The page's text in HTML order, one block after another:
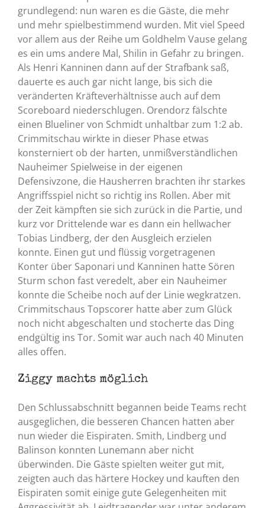
grundlegend: nun waren es die Gäste, die mehr
und mehr spielbestimmend wurden. Mit viel Speed
vor allem aus der Reihe um Goldhelm Vause gelang
es ein ums andere Mal, Shilin in Gefahr zu bringen.
Als Henri Kanninen dann auf der Strafbank saß,
dauerte es auch gar nicht lange, bis sich die
veränderten Kräfteverhältnisse auch auf dem
Scoreboard niederschlugen. Orendorz fälschte
einen Blueliner von Schmidt unhaltbar zum 1:2 ab.
Crimmitschau wirkte in dieser Phase etwas
konsterniert ob der harten, unmißverständlichen
Nauheimer Spielweise in der eigenen
Defensivzone, die Hausherren brachten ihr starkes
Angriffsspiel nicht so richtig ins Rollen. Aber mit
der Zeit kämpften sie sich zurück in die Partie, und
kurz vor Drittelende war es dann ein hellwacher
Tobias Lindberg, der den Ausgleich erzielen
konnte. Einen gut und flüssig vorgetragenen
Konter über Saponari und Kanninen hatte Sören
Sturm schon fast veredelt, aber ein Nauheimer
konnte die Scheibe noch auf der Linie wegkratzen.
Crimmitschaus Topscorer hatte aber zum Glück
noch nicht abgeschalten und stocherte das Ding
endgültig ins Tor. Somit war auch nach 40 Minuten
alles offen.
Ziggy machts möglich
Den Schlussabschnitt begannen beide Teams recht
ausgeglichen, die besseren Chancen hatten aber
nun wieder die Eispiraten. Smith, Lindberg und
Balinson konnten Lunemann aber nicht
überwinden. Die Gäste spielten weiter gut mit,
zeigten auch das härtere Hockey und kauften den
Eispiraten somit einige gute Gelegenheiten mit